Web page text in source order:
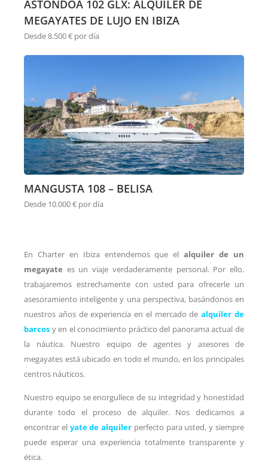
ASTONDOA 102 GLX: ALQUILER DE
MEGAYATES DE LUJO EN IBIZA
Desde 8.500 € por día
MANGUSTA 108 – BELISA
Desde 10.000 € por día
En Charter en Ibiza entendemos que elalquiler de un
megayate es un viaje verdaderamente personal. Por ello,
trabajaremos estrechamente con usted para ofrecerle un
asesoramiento inteligente y una perspectiva, basándonos en
nuestros años de experiencia en el mercado dealquiler de
barcos y en el conocimiento práctico del panorama actual de
la náutica. Nuestro equipo de agentes y asesores de
megayates está ubicado en todo el mundo, en los principales
centros náuticos.
Nuestro equipo se enorgullece de su integridad y honestidad
durante todo el proceso de alquiler. Nos dedicamos a
encontrar el yate de alquiler perfecto para usted, y siempre
puede esperar una experiencia totalmente transparente y
ética.